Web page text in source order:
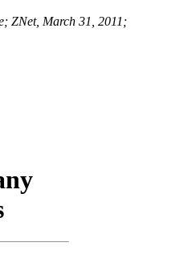
ZNet, March 31, 2011;